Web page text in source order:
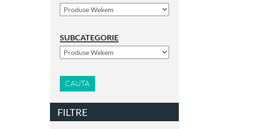
SUBCATEGORIE
CAUTA
FILTRE